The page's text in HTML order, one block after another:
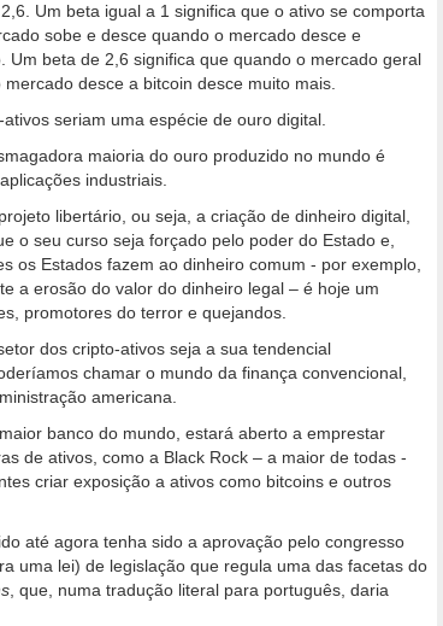
Um beta igual a 1 significa que o ativo se comporta
sobe e desce quando o mercado desce e
beta de 2,6 significa que quando o mercado geral
desce a bitcoin desce muito mais.
seriam uma espécie de ouro digital.
maioria do ouro produzido no mundo é
industriais.
libertário, ou seja, a criação de dinheiro digital,
o seu curso seja forçado pelo poder do Estado e,
os Estados fazem ao dinheiro comum - por exemplo,
a erosão do valor do dinheiro legal – é hoje um
promotores do terror e quejandos.
dos cripto-ativos seja a sua tendencial
chamar o mundo da finança convencional,
americana.
banco do mundo, estará aberto a emprestar
de ativos, como a Black Rock – a maior de todas -
criar exposição a ativos como bitcoins e outros
até agora tenha sido a aprovação pelo congresso
uma lei) de legislação que regula uma das facetas do
, que, numa tradução literal para português, daria